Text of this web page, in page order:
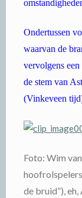
Ondertussen
waarvan de
vervolgens
de stem van
(Vinkeveen
Foto:
de bruid”),